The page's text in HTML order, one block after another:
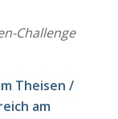
Challenge
Theisen /
am